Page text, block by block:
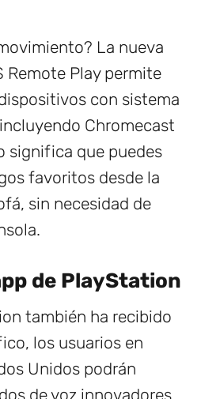
La nueva
Remote Play permite
con sistema
Chromecast
significa que puedes
favoritos desde la
sin necesidad de
de PlayStation
también ha recibido
los usuarios en
Unidos podrán
de voz innovadores